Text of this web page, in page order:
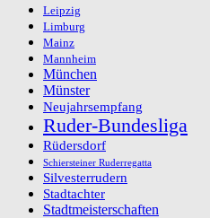
Leipzig
Limburg
Mainz
Mannheim
München
Münster
Neujahrsempfang
Ruder-Bundesliga
Rüdersdorf
Schiersteiner Ruderregatta
Silvesterrudern
Stadtachter
Stadtmeisterschaften